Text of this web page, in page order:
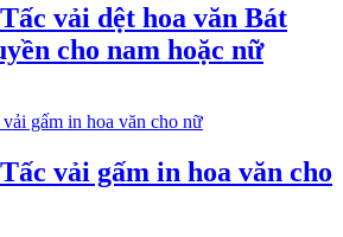
vải dệt hoa văn Bát
cho nam hoặc nữ
vải gấm in hoa văn cho